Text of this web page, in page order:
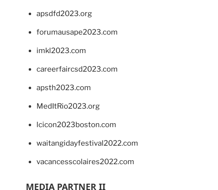
apsdfd2023.org
forumausape2023.com
imkl2023.com
careerfaircsd2023.com
apsth2023.com
MedItRio2023.org
lcicon2023boston.com
waitangidayfestival2022.com
vacancesscolaires2022.com
MEDIA PARTNER II